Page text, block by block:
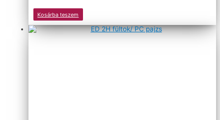
Kosárba teszem